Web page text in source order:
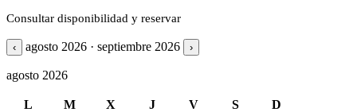
Consultar disponibilidad y reservar
‹ agosto 2026 · septiembre 2026 ›
agosto 2026
L M X J V S
D